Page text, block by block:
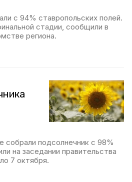
с 94% ставропольских полей.
стадии, сообщили в
региона.
собрали подсолнечник с 98%
на заседании правительства
7 октября.